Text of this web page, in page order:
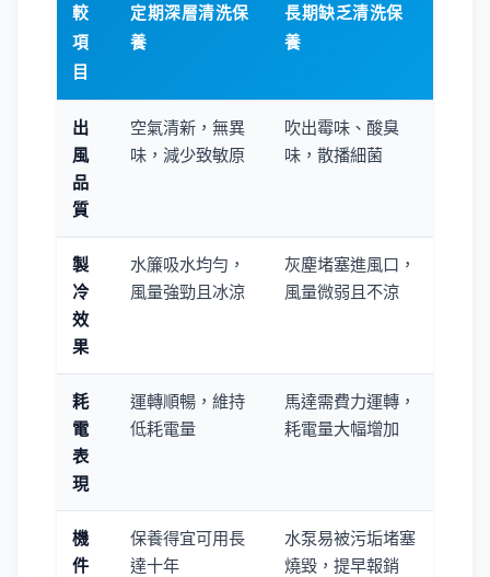
較
項
目
定期深層清洗保
養
長期缺乏清洗保
養
出
風
品
質
空氣清新，無異
味，減少致敏原
吹出霉味、酸臭
味，散播細菌
製
冷
效
果
水簾吸水均勻，
風量強勁且冰涼
灰塵堵塞進風口，
風量微弱且不涼
耗
電
表
現
運轉順暢，維持
低耗電量
馬達需費力運轉，
耗電量大幅增加
機
件
保養得宜可用長
達十年
水泵易被污垢堵塞
燒毀，提早報銷